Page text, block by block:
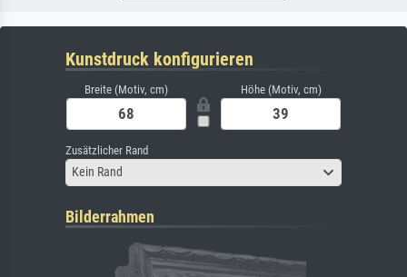
Kunstdruck konfigurieren
Breite (Motiv, cm) Höhe (Motiv, cm)
Zusätzlicher Rand
Kein Rand
Bilderrahmen